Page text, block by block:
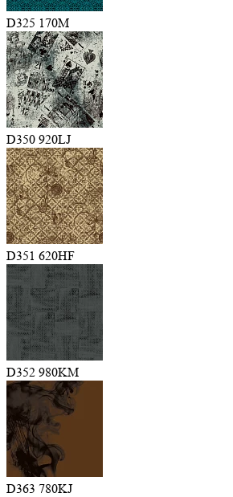
D325 170M
D350 920LJ
D351 620HF
D352 980KM
D363 780KJ